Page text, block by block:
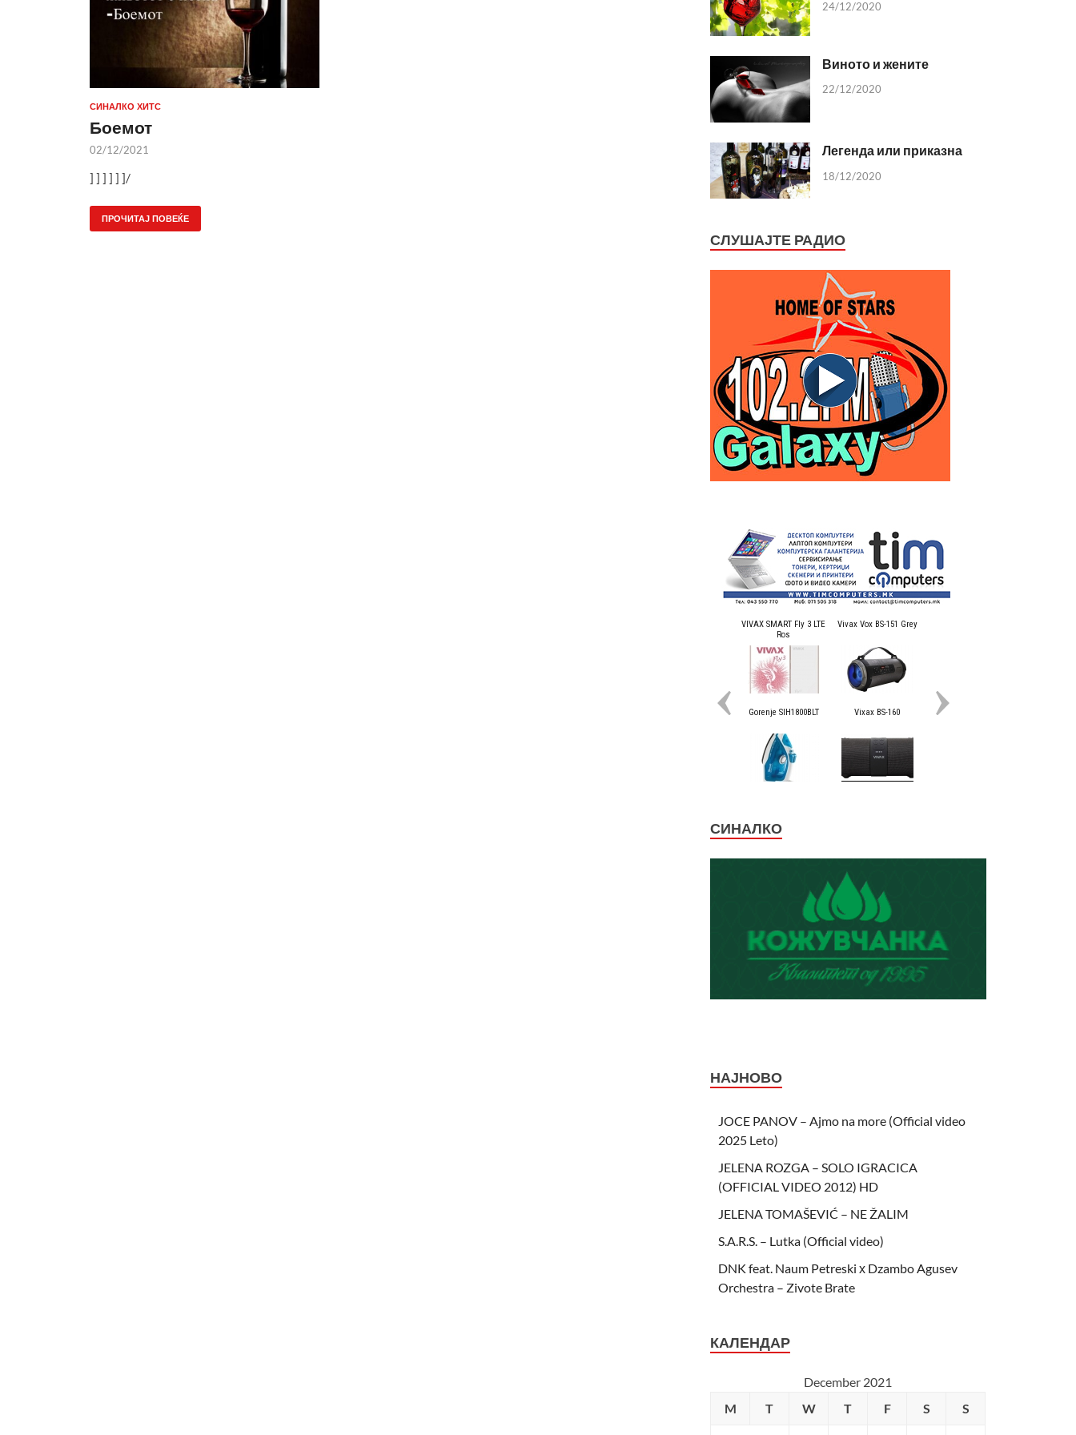
СИНАЛКО ХИТС
Боемот
02/12/2021
] ] ] ] ] ]/
ПРОЧИТАЈ ПОВЕЌЕ
24/12/2020
Виното и жените
22/12/2020
Легенда или приказна
18/12/2020
СЛУШАЈТЕ РАДИО
СИНАЛКО
НАЈНОВО
JOCE PANOV – Ajmo na more (Official video
2025 Leto)
JELENA ROZGA – SOLO IGRACICA
(OFFICIAL VIDEO 2012) HD
JELENA TOMAŠEVIĆ – NE ŽALIM
S.A.R.S. – Lutka (Official video)
DNK feat. Naum Petreski х Dzambo Agusev
Orchestra – Zivote Brate
КАЛЕНДАР
December 2021
M
T W T F S S